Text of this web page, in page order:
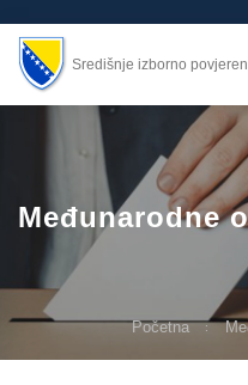
Središnje izborno
Međunarodne
Početna